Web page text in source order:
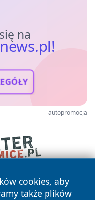
na
autopromocja
cookies, aby
także plików